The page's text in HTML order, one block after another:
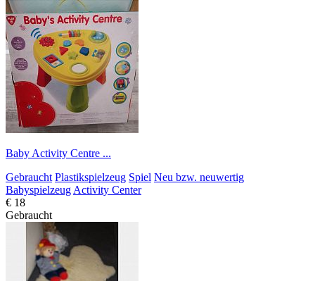
Baby Activity Centre ...
Gebraucht Plastikspielzeug Spiel Neu bzw. neuwertig
Babyspielzeug Activity Center
€ 18
Gebraucht